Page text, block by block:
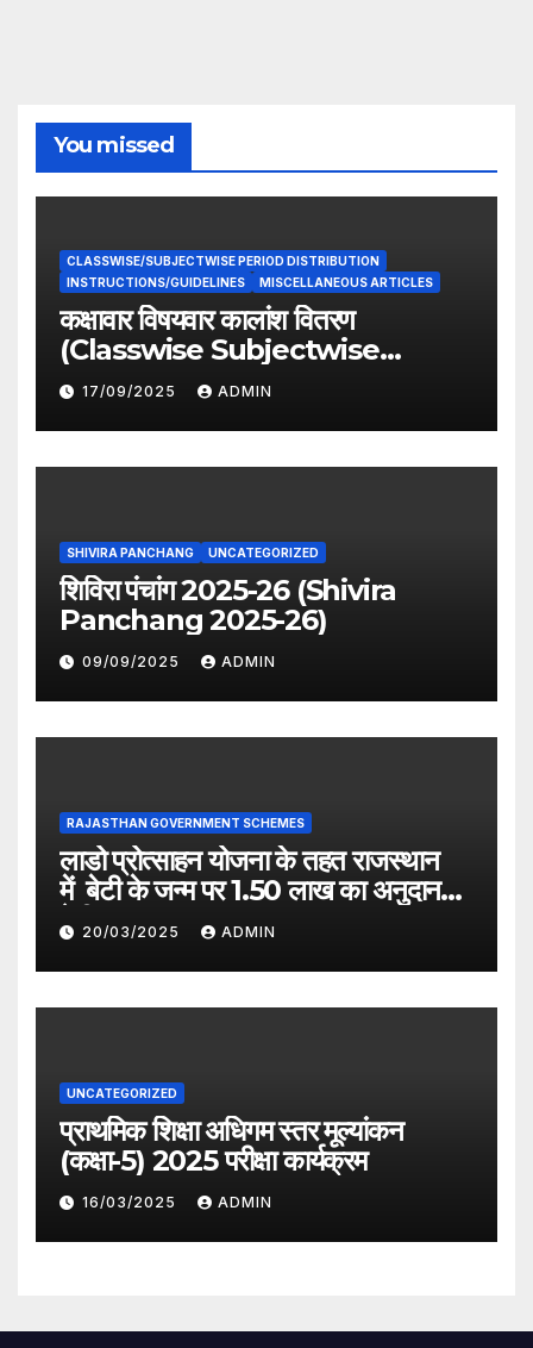
You missed
CLASSWISE/SUBJECTWISE PERIOD DISTRIBUTION
INSTRUCTIONS/GUIDELINES
MISCELLANEOUS ARTICLES
कक्षावार विषयवार कालांश वितरण
(Classwise Subjectwise
period distribution)
17/09/2025 ADMIN
SHIVIRA PANCHANG UNCATEGORIZED
शिविरा पंचांग 2025-26 (Shivira
Panchang 2025-26)
09/09/2025 ADMIN
RAJASTHAN GOVERNMENT SCHEMES
लाडो प्रोत्साहन योजना के तहत राजस्थान
में बेटी के जन्म पर 1.50 लाख का अनुदान
देगी सरकार
20/03/2025 ADMIN
UNCATEGORIZED
प्राथमिक शिक्षा अधिगम स्तर मूल्यांकन
(कक्षा-5) 2025 परीक्षा कार्यक्रम
16/03/2025 ADMIN